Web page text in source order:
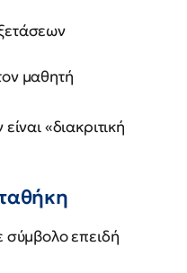
μαθητή
«διακριτική
επειδή